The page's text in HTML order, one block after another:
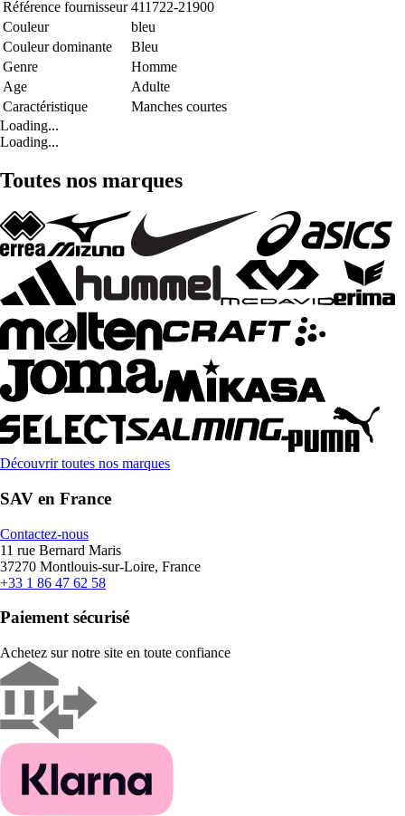
Référence fournisseur 411722-21900
Couleur
bleu
Couleur dominante
Bleu
Genre
Homme
Age
Adulte
Caractéristique
Manches courtes
Loading...
Loading...
Toutes nos marques
Découvrir toutes nos marques
SAV en France
Contactez-nous
11 rue Bernard Maris
37270 Montlouis-sur-Loire, France
+33 1 86 47 62 58
Paiement sécurisé
Achetez sur notre site en toute confiance